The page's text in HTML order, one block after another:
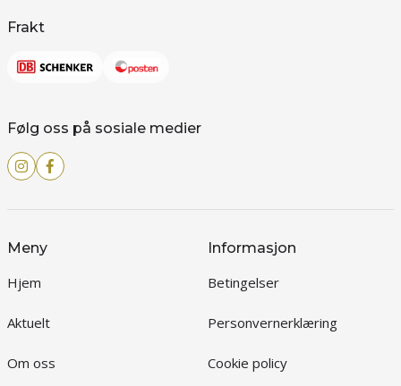
Frakt
Følg oss på sosiale medier
Meny
Hjem
Aktuelt
Om oss
Informasjon
Betingelser
Personvernerklæring
Cookie policy